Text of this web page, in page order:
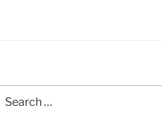
for: